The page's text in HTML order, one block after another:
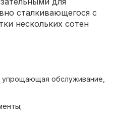
сталкивающегося с
нескольких сотен
упрощающая обслуживание,